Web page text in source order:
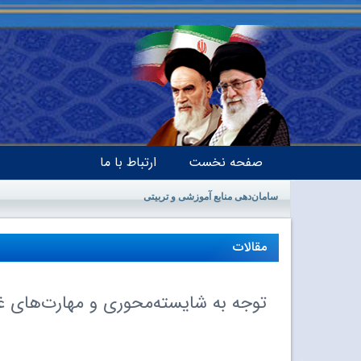
صفحه نخست ارتباط با ما
سامان‌دهی منابع آموزشی و تربیتی
مقالات
توجه به شایسته‌محوری و مهارت‌های